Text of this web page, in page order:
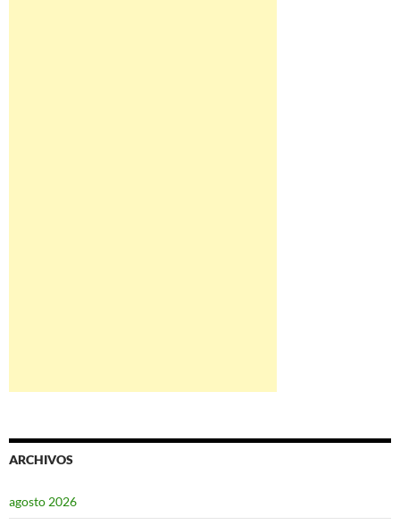
ARCHIVOS
agosto 2026